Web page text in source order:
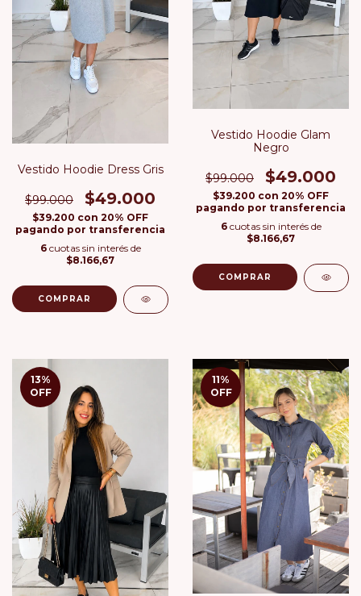
Vestido Hoodie Dress Gris
$99.000 $49.000
$39.200 con 20% OFF
pagando por transferencia
6 cuotas sin interés de
$8.166,67
COMPRAR
Vestido Hoodie Glam
Negro
$99.000 $49.000
$39.200 con 20% OFF
pagando por transferencia
6 cuotas sin interés de
$8.166,67
COMPRAR
13%
OFF
11%
OFF